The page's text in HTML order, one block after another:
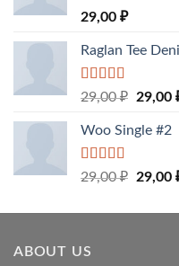
Rated 5.00
29,00 ₽
Raglan Tee
Rated5.00
29,00₽ 29,00
Woo Single #2
Rated4.75
29,00₽ 29,00
ABOUT US